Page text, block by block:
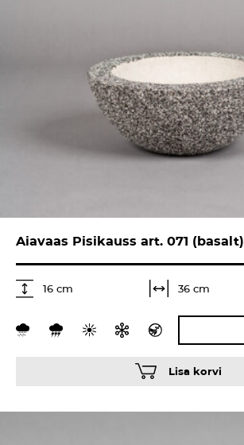
Aiavaas Pisikauss art. 071 (basalt)
16 cm 36 cm
Lisa korvi